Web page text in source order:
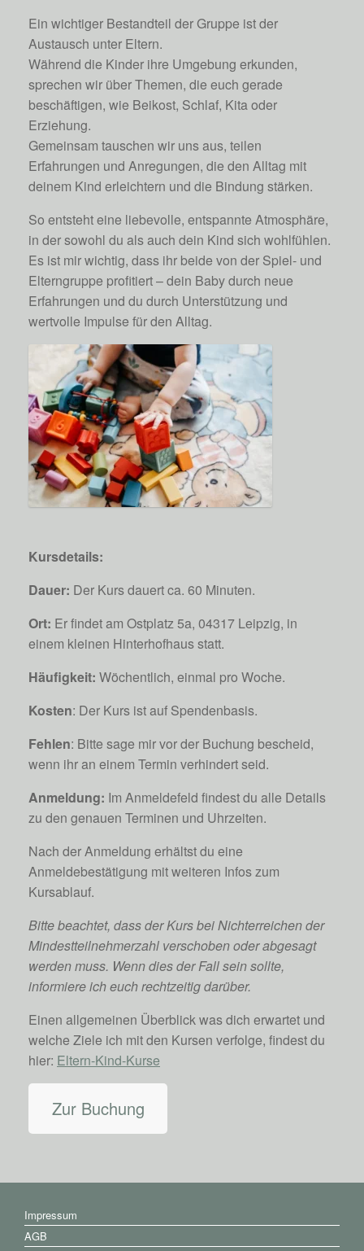
Ein wichtiger Bestandteil der Gruppe ist der
Austausch unter Eltern.
Während die Kinder ihre Umgebung erkunden,
sprechen wir über Themen, die euch gerade
beschäftigen, wie Beikost, Schlaf, Kita oder
Erziehung.
Gemeinsam tauschen wir uns aus, teilen
Erfahrungen und Anregungen, die den Alltag mit
deinem Kind erleichtern und die Bindung stärken.
So entsteht eine liebevolle, entspannte Atmosphäre,
in der sowohl du als auch dein Kind sich wohlfühlen.
Es ist mir wichtig, dass ihr beide von der Spiel- und
Elterngruppe profitiert – dein Baby durch neue
Erfahrungen und du durch Unterstützung und
wertvolle Impulse für den Alltag.
Kursdetails:
Dauer: Der Kurs dauert ca. 60 Minuten.
Ort: Er findet am Ostplatz 5a, 04317 Leipzig, in
einem kleinen Hinterhofhaus statt.
Häufigkeit: Wöchentlich, einmal pro Woche.
Kosten: Der Kurs ist auf Spendenbasis.
Fehlen: Bitte sage mir vor der Buchung bescheid,
wenn ihr an einem Termin verhindert seid.
Anmeldung: Im Anmeldefeld findest du alle Details
zu den genauen Terminen und Uhrzeiten.
Nach der Anmeldung erhältst du eine
Anmeldebestätigung mit weiteren Infos zum
Kursablauf.
Bitte beachtet, dass der Kurs bei Nichterreichen der
Mindestteilnehmerzahl verschoben oder abgesagt
werden muss. Wenn dies der Fall sein sollte,
informiere ich euch rechtzeitig darüber.
Einen allgemeinen Überblick was dich erwartet und
welche Ziele ich mit den Kursen verfolge, findest du
hier: Eltern-Kind-Kurse
Zur Buchung
Impressum
AGB